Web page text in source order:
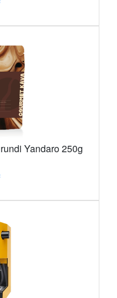
Yandaro 250g